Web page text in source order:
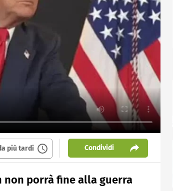
più tardi Condividi
non porrà fine alla guerra